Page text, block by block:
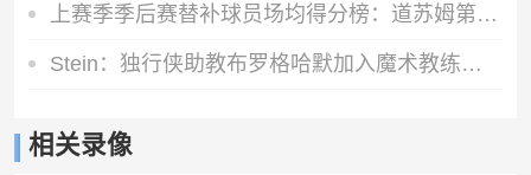
上赛季季后赛替补球员场均得分榜：道苏姆第一 哈珀第四
Stein：独行侠助教布罗格哈默加入魔术教练组 担任斯威尼助教
相关录像